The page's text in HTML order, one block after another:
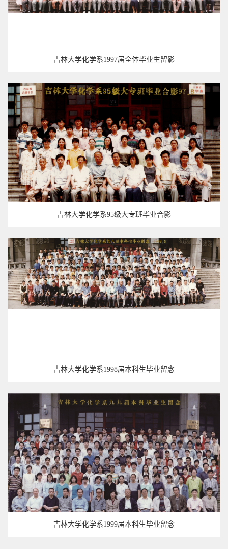
吉林大学化学系1997届全体毕业生留影
吉林大学化学系95级大专班毕业合影
吉林大学化学系1998届本科生毕业留念
吉林大学化学系1999届本科生毕业留念